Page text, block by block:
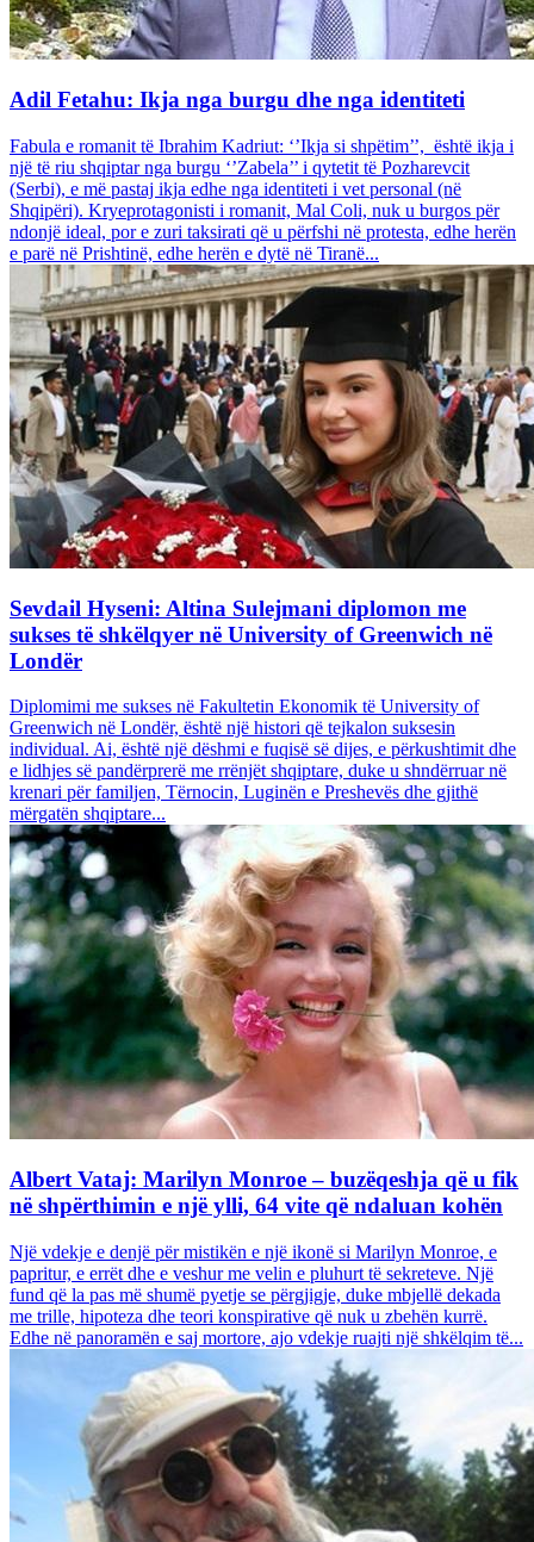
Adil Fetahu: Ikja nga burgu dhe nga identiteti
Fabula e romanit të Ibrahim Kadriut: ‘’Ikja si shpëtim’’, është ikja i
një të riu shqiptar nga burgu ‘’Zabela’’ i qytetit të Pozharevcit
(Serbi), e më pastaj ikja edhe nga identiteti i vet personal (në
Shqipëri). Kryeprotagonisti i romanit, Mal Coli, nuk u burgos për
ndonjë ideal, por e zuri taksirati që u përfshi në protesta, edhe herën
e parë në Prishtinë, edhe herën e dytë në Tiranë...
Sevdail Hyseni: Altina Sulejmani diplomon me
sukses të shkëlqyer në University of Greenwich në
Londër
Diplomimi me sukses në Fakultetin Ekonomik të University of
Greenwich në Londër, është një histori që tejkalon suksesin
individual. Ai, është një dëshmi e fuqisë së dijes, e përkushtimit dhe
e lidhjes së pandërprerë me rrënjët shqiptare, duke u shndërruar në
krenari për familjen, Tërnocin, Luginën e Preshevës dhe gjithë
mërgatën shqiptare...
Albert Vataj: Marilyn Monroe – buzëqeshja që u fik
në shpërthimin e një ylli, 64 vite që ndaluan kohën
Një vdekje e denjë për mistikën e një ikonë si Marilyn Monroe, e
papritur, e errët dhe e veshur me velin e pluhurt të sekreteve. Një
fund që la pas më shumë pyetje se përgjigje, duke mbjellë dekada
me trille, hipoteza dhe teori konspirative që nuk u zbehën kurrë.
Edhe në panoramën e saj mortore, ajo vdekje ruajti një shkëlqim të...